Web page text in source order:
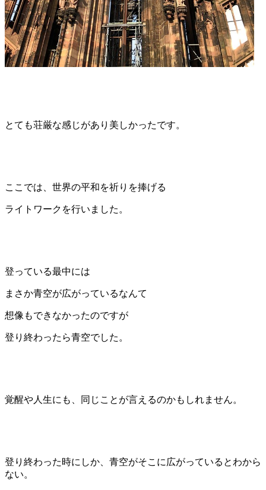
とても荘厳な感じがあり美しかったです。
ここでは、世界の平和を祈りを捧げる
ライトワークを行いました。
登っている最中には
まさか青空が広がっているなんて
想像もできなかったのですが
登り終わったら青空でした。
覚醒や人生にも、同じことが言えるのかもしれません。
登り終わった時にしか、青空がそこに広がっているとわから
ない。